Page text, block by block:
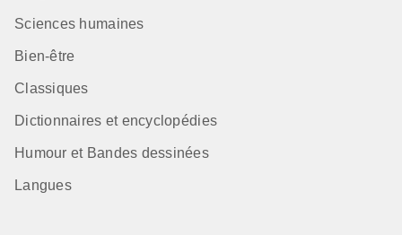
Sciences humaines
Bien-être
Classiques
Dictionnaires et encyclopédies
Humour et Bandes dessinées
Langues